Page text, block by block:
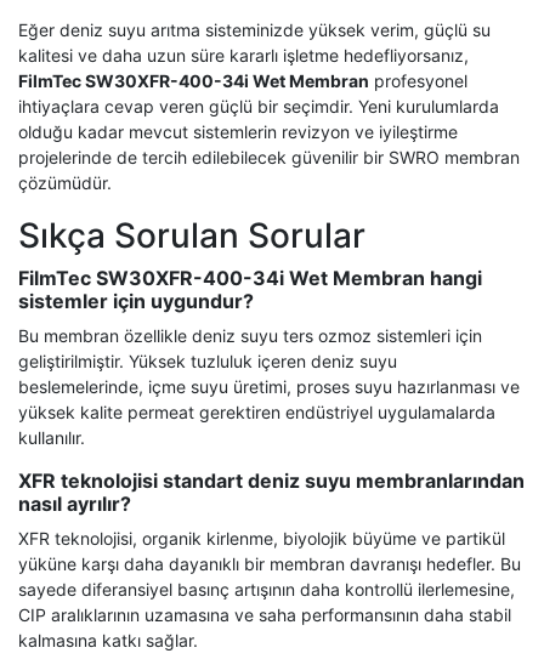
Eğer deniz suyu arıtma sisteminizde yüksek verim, güçlü su
kalitesi ve daha uzun süre kararlı işletme hedefliyorsanız,
FilmTec SW30XFR-400-34i Wet Membran profesyonel
ihtiyaçlara cevap veren güçlü bir seçimdir. Yeni kurulumlarda
olduğu kadar mevcut sistemlerin revizyon ve iyileştirme
projelerinde de tercih edilebilecek güvenilir bir SWRO membran
çözümüdür.
Sıkça Sorulan Sorular
FilmTec SW30XFR-400-34i Wet Membran hangi
sistemler için uygundur?
Bu membran özellikle deniz suyu ters ozmoz sistemleri için
geliştirilmiştir. Yüksek tuzluluk içeren deniz suyu
beslemelerinde, içme suyu üretimi, proses suyu hazırlanması ve
yüksek kalite permeat gerektiren endüstriyel uygulamalarda
kullanılır.
XFR teknolojisi standart deniz suyu membranlarından
nasıl ayrılır?
XFR teknolojisi, organik kirlenme, biyolojik büyüme ve partikül
yüküne karşı daha dayanıklı bir membran davranışı hedefler. Bu
sayede diferansiyel basınç artışının daha kontrollü ilerlemesine,
CIP aralıklarının uzamasına ve saha performansının daha stabil
kalmasına katkı sağlar.